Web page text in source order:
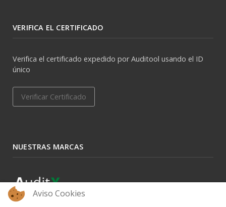
VERIFICA EL CERTIFICADO
Verifica el certificado expedido por Auditool usando el ID
único
Verificar Certificado
NUESTRAS MARCAS
Aviso Cookies